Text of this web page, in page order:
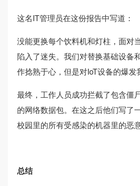
这名IT管理员在这份报告中写道：
没能更换每个饮料机和灯柱，面对
陷入了迷失。我们对替换基础设备
作捻熟于心，但是对IoT设备的爆发
最终，工作人员成功拦截了包含僵
的网络数据包。在这之后他们写了
校园里的所有受感染的机器里的恶意
总结